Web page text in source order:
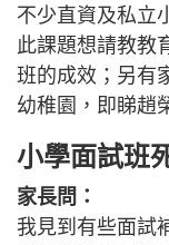
不少直資及私立
此課題想請教教
班的成效；另有
幼稚園，即睇趙
小學面試班
家長問：
我見到有些面試